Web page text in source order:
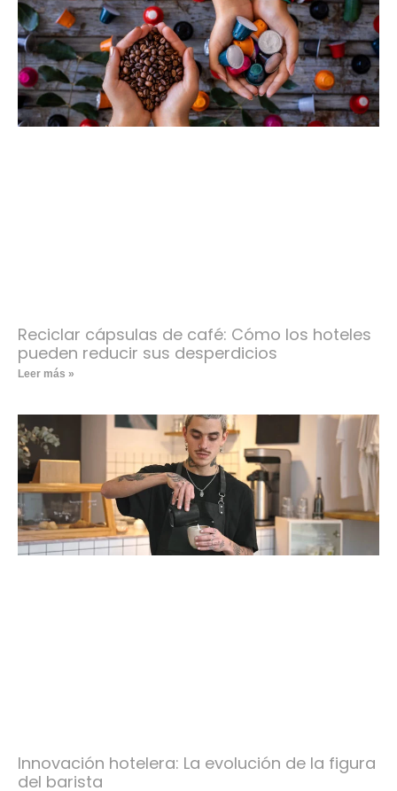
Reciclar cápsulas de café: Cómo los hoteles
pueden reducir sus desperdicios
Leer más »
Innovación hotelera: La evolución de la figura
del barista